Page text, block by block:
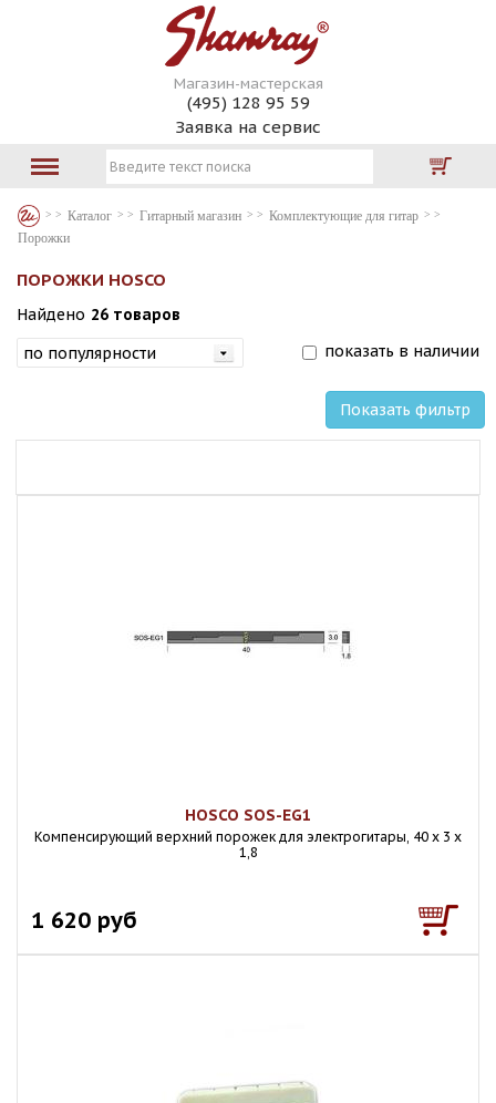
Магазин-мастерская
(495) 128 95 59
Заявка на сервис
Каталог Гитарный магазин
Комплектующие для гитар
Порожки
ПОРОЖКИ HOSCO
Найдено 26 товаров
показать в наличии
Показать фильтр
HOSCO SOS-EG1
Компенсирующий верхний порожек для электрогитары, 40 х 3 х
1,8
1 620 руб